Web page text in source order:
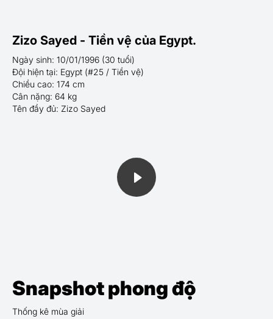
Zizo Sayed - Tiền vệ của Egypt.
Ngày sinh: 10/01/1996 (30 tuổi)
Đội hiện tại: Egypt (#25 / Tiền vệ)
Chiều cao: 174 cm
Cân nặng: 64 kg
Tên đầy đủ: Zizo Sayed
Snapshot phong độ
Thống kê mùa giải